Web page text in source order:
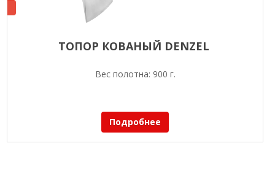
ТОПОР КОВАНЫЙ DENZEL
Вес полотна: 900 г.
Подробнее